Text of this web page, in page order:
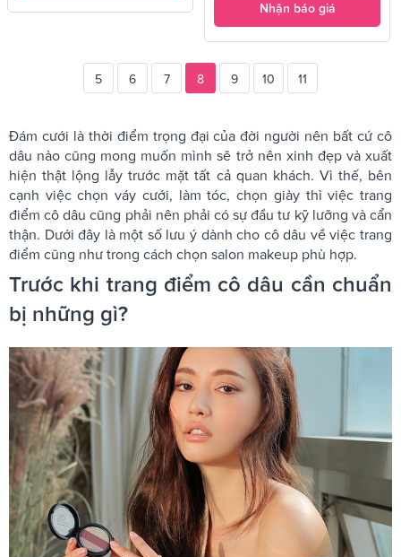
Nhận báo giá
5 6 7 8 9 10 11
Đám cưới là thời điểm trọng đại của đời người nên bất cứ cô
dâu nào cũng mong muốn mình sẽ trở nên xinh đẹp và xuất
hiện thật lộng lẫy trước mặt tất cả quan khách. Vì thế, bên
cạnh việc chọn váy cưới, làm tóc, chọn giày thì việc trang
điểm cô dâu cũng phải nên phải có sự đầu tư kỹ lưỡng và cẩn
thận. Dưới đây là một số lưu ý dành cho cô dâu về việc trang
điểm cũng như trong cách chọn salon makeup phù hợp.
Trước khi trang điểm cô dâu cần chuẩn
bị những gì?